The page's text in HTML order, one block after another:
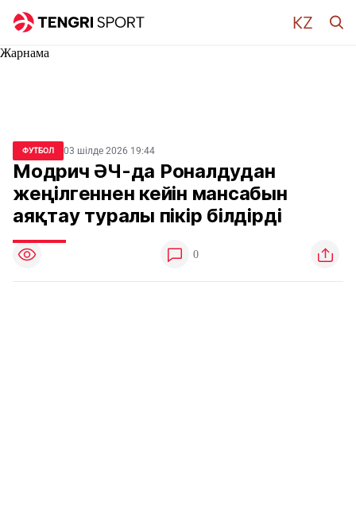
Жарнама
ФУТБОЛ 03 шілде 2026 19:44
Модрич ӘЧ-да Роналдудан
жеңілгеннен кейін мансабын
аяқтау туралы пікір білдірді
0